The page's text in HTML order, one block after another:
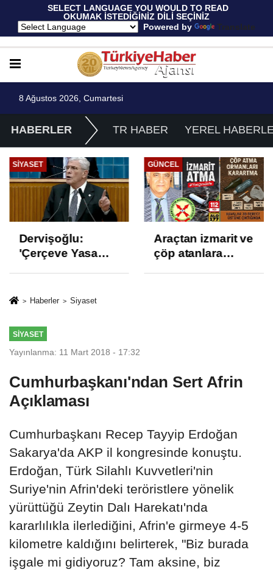
SELECT LANGUAGE YOU WOULD TO READ
OKUMAK İSTEDİĞİNİZ DİLİ SEÇİNİZ
Powered by
Translate
8 Ağustos 2026, Cumartesi
HABERLER TR HABER YEREL
SIYASET
Dervişoğlu:
'Çerçeve Yasa
ve İhanet
GÜNCEL
Araçtan izmarit ve
çöp atanlara
Haberler Siyaset
SIYASET
Yayınlanma: 11 Mart 2018 - 17:32
Cumhurbaşkanı'ndan Sert Afrin
Açıklaması
Cumhurbaşkanı Recep Tayyip Erdoğan
Sakarya'da AKP il kongresinde konuştu.
Erdoğan, Türk Silahlı Kuvvetleri'nin
Suriye'nin Afrin'deki teröristlere yönelik
yürüttüğü Zeytin Dalı Harekatı'nda
kararlılıkla ilerlediğini, Afrin'e girmeye 4-5
kilometre kaldığını belirterek, "Biz burada
işgale mi gidiyoruz? Tam aksine, biz